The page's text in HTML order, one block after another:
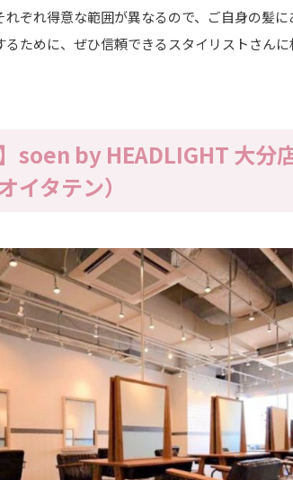
れぞれ得意な範囲が異なるので、ご自身の髪
るために、ぜひ信頼できるスタイリストさんに
】soen by HEADLIGHT 大
タテン）